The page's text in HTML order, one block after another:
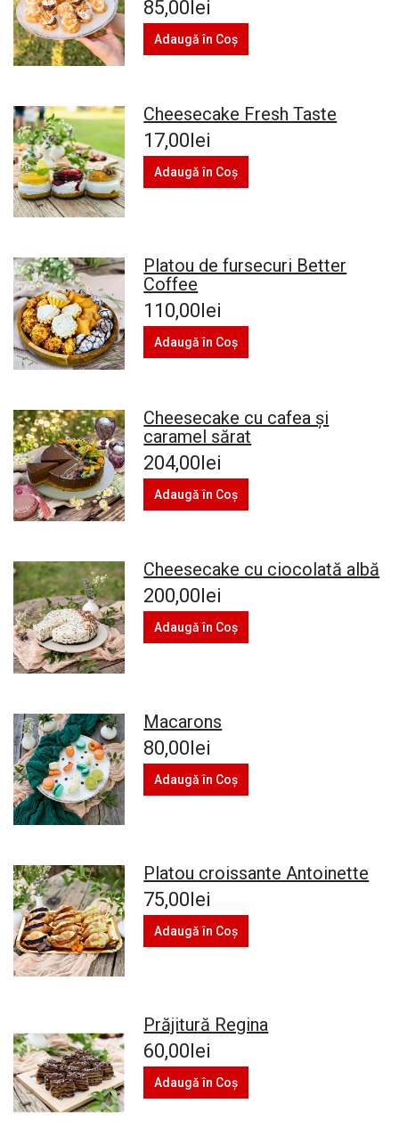
85,00lei
Adaugă în Coş
Cheesecake Fresh Taste
17,00lei
Adaugă în Coş
Platou de fursecuri Better
Coffee
110,00lei
Adaugă în Coş
Cheesecake cu cafea și
caramel sărat
204,00lei
Adaugă în Coş
Cheesecake cu ciocolată albă
200,00lei
Adaugă în Coş
Macarons
80,00lei
Adaugă în Coş
Platou croissante Antoinette
75,00lei
Adaugă în Coş
Prăjitură Regina
60,00lei
Adaugă în Coş